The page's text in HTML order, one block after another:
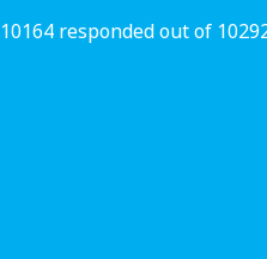
10164 responded out of